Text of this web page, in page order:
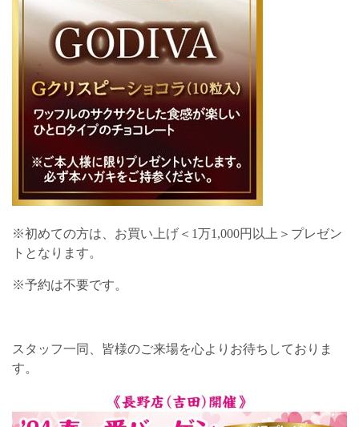
※初めての方は、お買い上げ＜1万1,000円以上＞プレゼン
トとなります。
※予約は不要です。
スタッフ一同、皆様のご来場を心よりお待ちしておりま
す。